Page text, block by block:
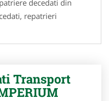
decedati din
repatrieri
Transport